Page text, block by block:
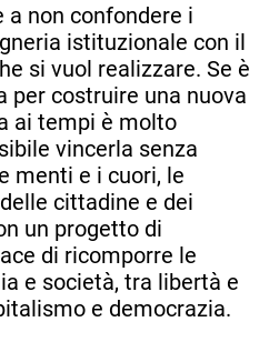
confondere i
istituzionale con il
si vuol realizzare. Se è
per costruire una nuova
ai tempi è molto
vincerla senza
menti e i cuori, le
cittadine e dei
un progetto di
di ricomporre le
e società, tra libertà e
e democrazia.